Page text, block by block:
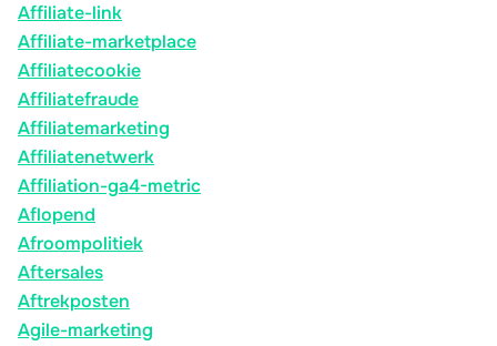
Affiliate-link
Affiliate-marketplace
Affiliatecookie
Affiliatefraude
Affiliatemarketing
Affiliatenetwerk
Affiliation-ga4-metric
Aflopend
Afroompolitiek
Aftersales
Aftrekposten
Agile-marketing